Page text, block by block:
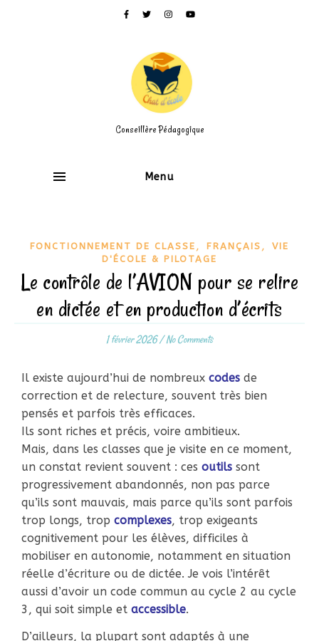
Conseillère Pédagogique
Menu
FONCTIONNEMENT DE CLASSE , FRANÇAIS ,
VIE
D'ÉCOLE & PILOTAGE
Le contrôle de l’AVION pour se relire
en dictée et en production d’écrits
1 février 2026/No Comments
Il existe aujourd’hui de nombreux codes de
correction et de relecture, souvent très bien
pensés et parfois très efficaces.
Ils sont riches et précis, voire ambitieux.
Mais, dans les classes que je visite en ce moment,
un constat revient souvent : ces outils sont
progressivement abandonnés, non pas parce
qu’ils sont mauvais, mais parce qu’ils sont parfois
trop longs, trop complexes, trop exigeants
cognitivement pour les élèves, difficiles à
mobiliser en autonomie, notamment en situation
réelle d’écriture ou de dictée. Je vois l’intérêt
aussi d’avoir un code commun au cycle 2 au cycle
3, qui soit simple et accessible.
D’ailleurs, la plupart sont adaptés à une